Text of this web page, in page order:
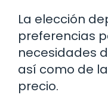
La elección
preferencias
necesidades
así como de
precio.